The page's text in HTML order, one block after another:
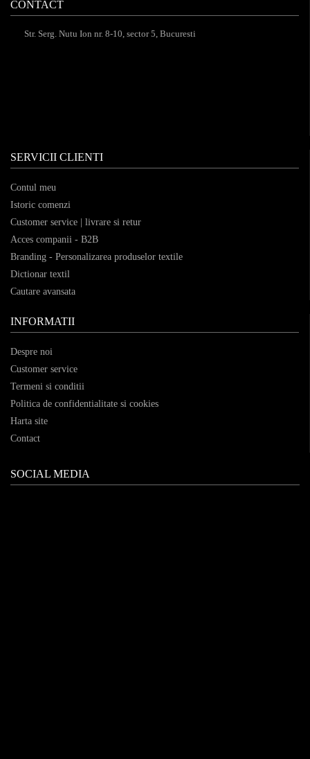
CONTACT
Str. Serg. Nutu Ion nr. 8-10, sector 5, Bucuresti
SERVICII CLIENTI
Contul meu
Istoric comenzi
Customer service | livrare si retur
Acces companii - B2B
Branding - Personalizarea produselor textile
Dictionar textil
Cautare avansata
INFORMATII
Despre noi
Customer service
Termeni si conditii
Politica de confidentialitate si cookies
Harta site
Contact
SOCIAL MEDIA